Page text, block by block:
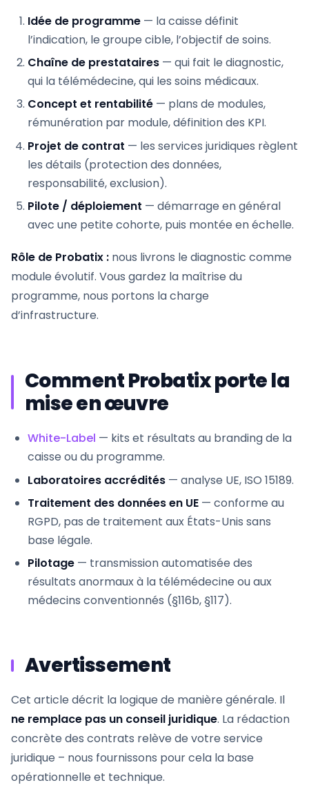
Idée de programme — la caisse définit
l’indication, le groupe cible, l’objectif de soins.
Chaîne de prestataires — qui fait le diagnostic,
qui la télémédecine, qui les soins médicaux.
Concept et rentabilité — plans de modules,
rémunération par module, définition des KPI.
Projet de contrat — les services juridiques règlent
les détails (protection des données,
responsabilité, exclusion).
Pilote / déploiement — démarrage en général
avec une petite cohorte, puis montée en échelle.
Rôle de Probatix : nous livrons le diagnostic comme
module évolutif. Vous gardez la maîtrise du
programme, nous portons la charge
d’infrastructure.
Comment Probatix porte la
mise en œuvre
White-Label — kits et résultats au branding de la
caisse ou du programme.
Laboratoires accrédités — analyse UE, ISO 15189.
Traitement des données en UE — conforme au
RGPD, pas de traitement aux États-Unis sans
base légale.
Pilotage — transmission automatisée des
résultats anormaux à la télémédecine ou aux
médecins conventionnés (§116b, §117).
Avertissement
Cet article décrit la logique de manière générale. Il
ne remplace pas un conseil juridique. La rédaction
concrète des contrats relève de votre service
juridique – nous fournissons pour cela la base
opérationnelle et technique.